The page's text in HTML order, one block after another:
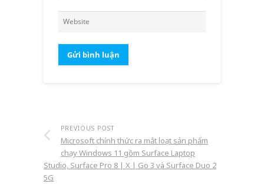
PREVIOUS POST
Microsoft chính thức ra mắt loạt sản phẩm
chạy Windows 11 gồm Surface Laptop
Studio, Surface Pro 8 | X | Go 3 và Surface Duo 2
5G